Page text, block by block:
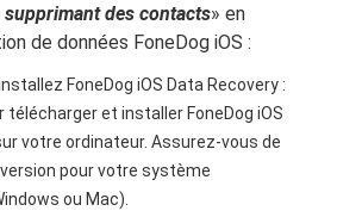
supprimant des contacts» en
de données FoneDog iOS :
FoneDog iOS Data Recovery :
télécharger et installer FoneDog iOS
votre ordinateur. Assurez-vous de
pour votre système
ou Mac).